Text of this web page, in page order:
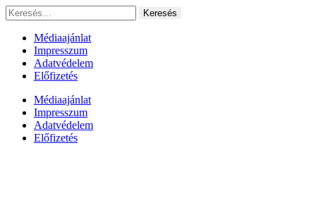
Ugrás
a
tartalomhoz
Keresés:
Médiaajánlat
Impresszum
Adatvédelem
Előfizetés
Médiaajánlat
Impresszum
Adatvédelem
Előfizetés